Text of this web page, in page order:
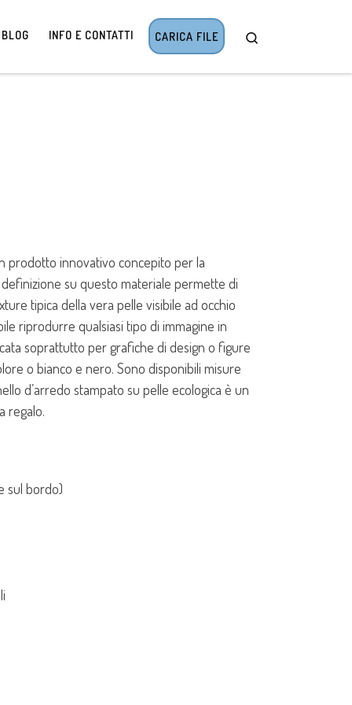
BLOG INFO E CONTATTI CARICA FILE
prodotto innovativo concepito per la
su questo materiale permette di
tipica della vera pelle visibile ad occhio
riprodurre qualsiasi tipo di immagine in
soprattutto per grafiche di design o figure
o bianco e nero. Sono disponibili misure
d’arredo stampato su pelle ecologica è un
regalo.
sul bordo)